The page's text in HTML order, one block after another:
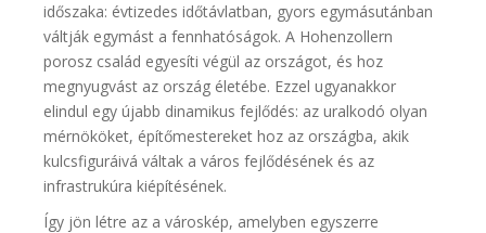
időszaka: évtizedes időtávlatban, gyors egymásutánban
váltják egymást a fennhatóságok. A Hohenzollern
porosz család egyesíti végül az országot, és hoz
megnyugvást az ország életébe. Ezzel ugyanakkor
elindul egy újabb dinamikus fejlődés: az uralkodó olyan
mérnököket, építőmestereket hoz az országba, akik
kulcsfiguráivá váltak a város fejlődésének és az
infrastrukúra kiépítésének.
Így jön létre az a városkép, amelyben egyszerre